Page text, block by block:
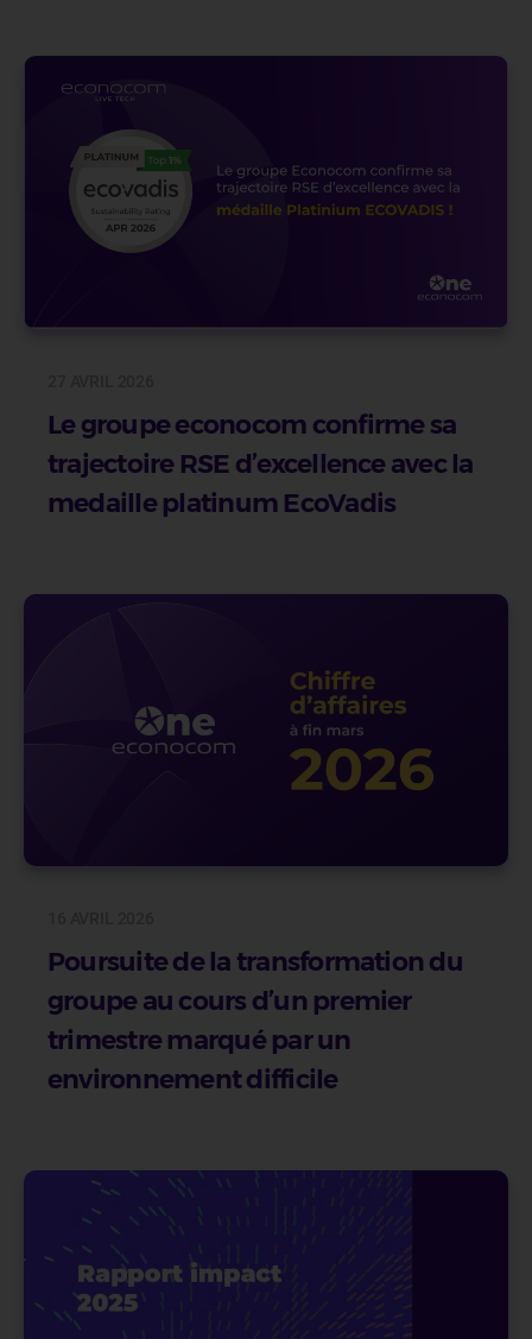
Le groupe econocom confirme sa
trajectoire RSE d’excellence avec la
medaille platinum EcoVadis
Poursuite de la transformation du
groupe au cours d’un premier
trimestre marqué par un
environnement difficile